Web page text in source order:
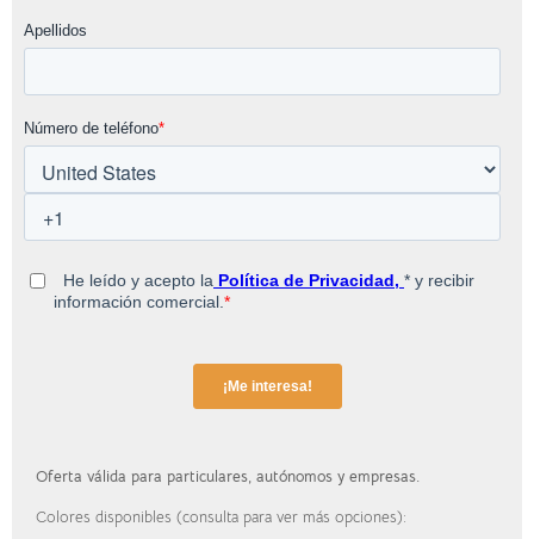
Oferta válida para particulares, autónomos y empresas.
Colores disponibles (consulta para ver más opciones):